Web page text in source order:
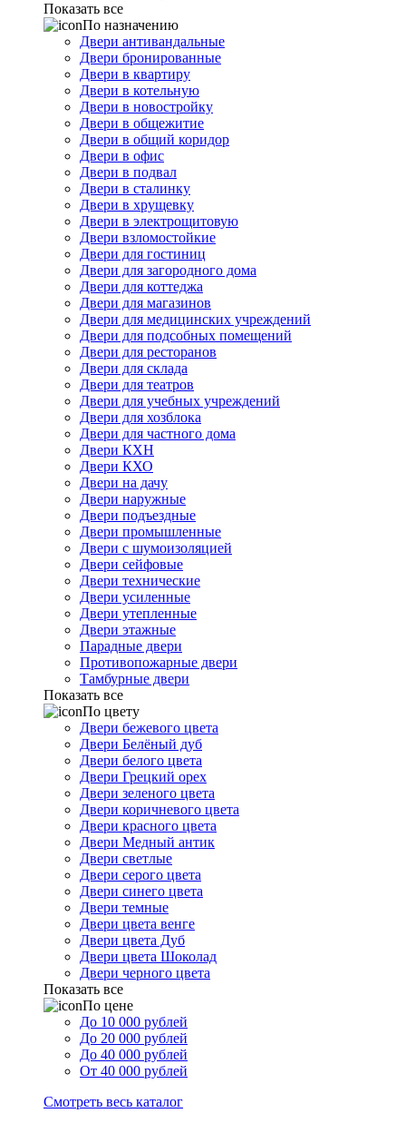
Показать все
По назначению
Двери антивандальные
Двери бронированные
Двери в квартиру
Двери в котельную
Двери в новостройку
Двери в общежитие
Двери в общий коридор
Двери в офис
Двери в подвал
Двери в сталинку
Двери в хрущевку
Двери в электрощитовую
Двери взломостойкие
Двери для гостиниц
Двери для загородного дома
Двери для коттеджа
Двери для магазинов
Двери для медицинских учреждений
Двери для подсобных помещений
Двери для ресторанов
Двери для склада
Двери для театров
Двери для учебных учреждений
Двери для хозблока
Двери для частного дома
Двери КХН
Двери КХО
Двери на дачу
Двери наружные
Двери подъездные
Двери промышленные
Двери с шумоизоляцией
Двери сейфовые
Двери технические
Двери усиленные
Двери утепленные
Двери этажные
Парадные двери
Противопожарные двери
Тамбурные двери
Показать все
По цвету
Двери бежевого цвета
Двери Белёный дуб
Двери белого цвета
Двери Грецкий орех
Двери зеленого цвета
Двери коричневого цвета
Двери красного цвета
Двери Медный антик
Двери светлые
Двери серого цвета
Двери синего цвета
Двери темные
Двери цвета венге
Двери цвета Дуб
Двери цвета Шоколад
Двери черного цвета
Показать все
По цене
До 10 000 рублей
До 20 000 рублей
До 40 000 рублей
От 40 000 рублей
Смотреть весь каталог